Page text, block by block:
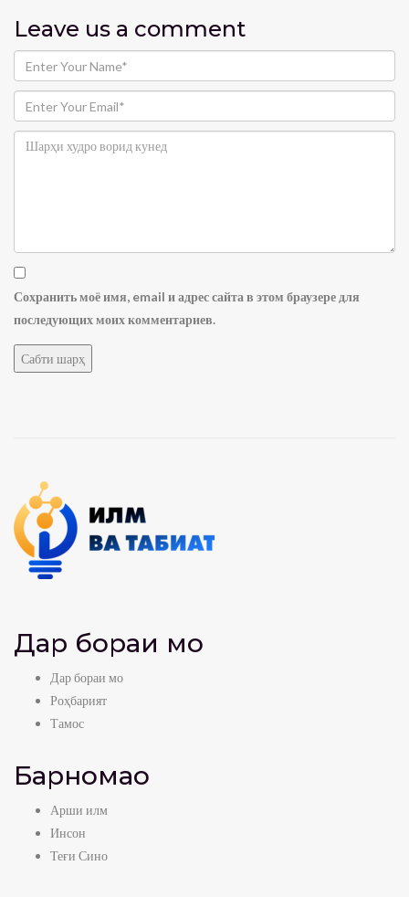
Leave us a comment
Сохранить моё имя, email и адрес сайта в этом браузере для
последующих моих комментариев.
Дар бораи мо
Дар бораи мо
Роҳбарият
Тамос
Барномаҳо
Арши илм
Инсон
Теғи Сино